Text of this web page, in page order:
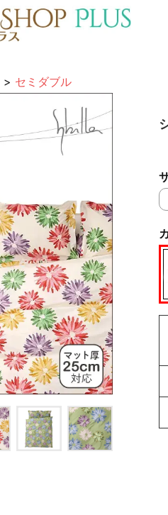
> セミダブル